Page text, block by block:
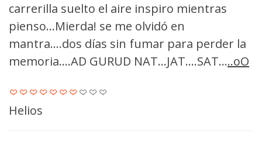
carrerilla suelto el aire inspiro mientras
pienso...Mierda! se me olvidó en
mantra....dos días sin fumar para perder la
memoria....AD GURUD NAT...JAT....SAT.....oO
Helios